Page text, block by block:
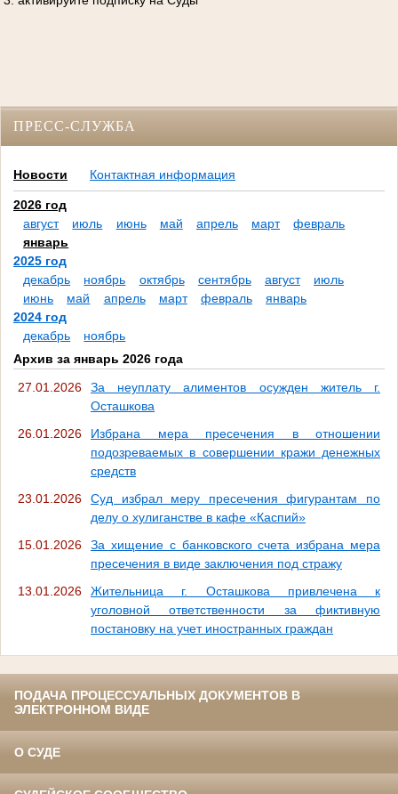
ПРЕСС-СЛУЖБА
Новости Контактная информация
2026 год
август
июль июнь май апрель март
февраль
январь
2025 год
декабрь
ноябрь октябрь сентябрь август
июль
июнь
май апрель март февраль
январь
2024 год
декабрь
ноябрь
Архив за январь 2026 года
27.01.2026
За неуплату алиментов осужден житель г.
Осташкова
26.01.2026
Избрана мера пресечения в отношении
подозреваемых в совершении кражи денежных
средств
23.01.2026
Суд избрал меру пресечения фигурантам по
делу о хулиганстве в кафе «Каспий»
15.01.2026
За хищение с банковского счета избрана мера
пресечения в виде заключения под стражу
13.01.2026
Жительница г. Осташкова привлечена к
уголовной ответственности за фиктивную
постановку на учет иностранных граждан
ПОДАЧА ПРОЦЕССУАЛЬНЫХ ДОКУМЕНТОВ В
ЭЛЕКТРОННОМ ВИДЕ
О СУДЕ